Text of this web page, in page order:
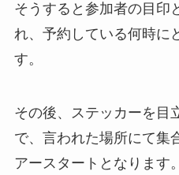
そうすると参加者の目印
れ、予約している何時に
す。
その後、ステッカーを目
で、言われた場所にて集
アースタートとなります。